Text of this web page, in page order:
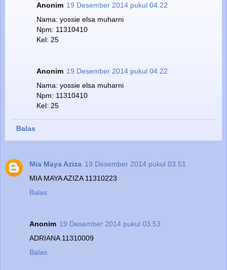
Anonim 19 Desember 2014 pukul 04.22
Nama: yossie elsa muharni
Npm: 11310410
Kel: 25
Anonim 19 Desember 2014 pukul 04.22
Nama: yossie elsa muharni
Npm: 11310410
Kel: 25
Balas
Mia Maya Aziza 19 Desember 2014 pukul 03.51
MIA MAYA AZIZA 11310223
Balas
Anonim 19 Desember 2014 pukul 03.53
ADRIANA 11310009
Balas